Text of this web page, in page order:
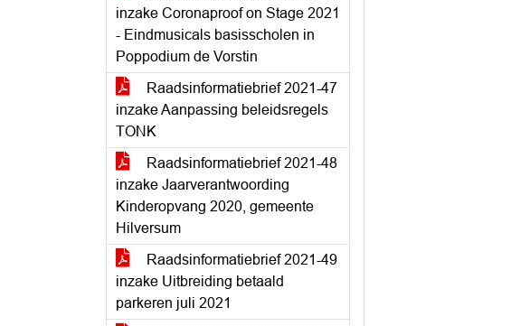
inzake Coronaproof on Stage 2021
- Eindmusicals basisscholen in
Poppodium de Vorstin
Raadsinformatiebrief 2021-47
inzake Aanpassing beleidsregels
TONK
Raadsinformatiebrief 2021-48
inzake Jaarverantwoording
Kinderopvang 2020, gemeente
Hilversum
Raadsinformatiebrief 2021-49
inzake Uitbreiding betaald
parkeren juli 2021